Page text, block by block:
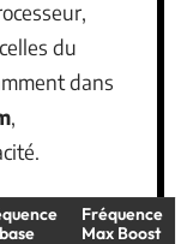
du
dans
,
Fréquence
Max Boost